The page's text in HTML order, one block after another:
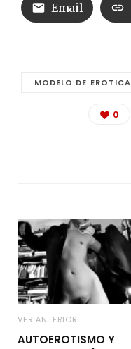
Email
MODELO DE
0
VER ANTERIOR
AUTOEROTISMO Y